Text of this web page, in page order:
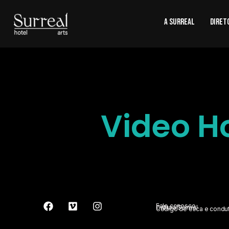
A SURREAL
Video
Fale conosco
Cultura Surreal
Código de ética e